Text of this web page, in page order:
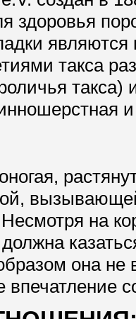
здоровья
такса
на
она не